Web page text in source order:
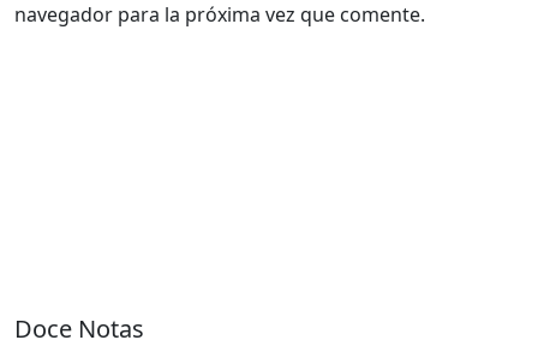
navegador para la próxima vez que comente.
Doce Notas